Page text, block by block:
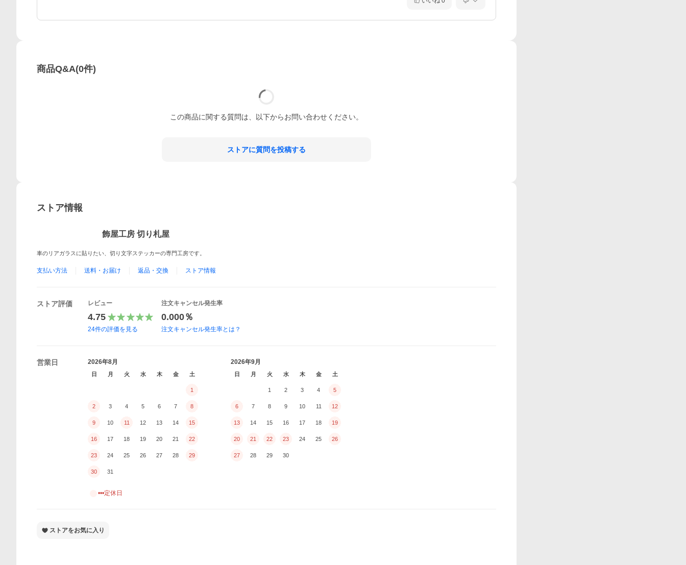
商品Q&A(0件)
この商品に関する質問は、以下からお問い合わせください。
ストアに質問を投稿する
ストア情報
飾屋工房 切り札屋
車のリアガラスに貼りたい、切り文字ステッカーの専門工房です。
支払い方法 送料・お届け 返品・交換 ストア情報
ストア評価 レビュー
4.75
24件の評価を見る
注文キャンセル発生率
0.000％
注文キャンセル発生率とは？
営業日 2026年8月
日 月 火 水 木 金 土
1
2 3 4 5 6 7 8
9 10 11 12 13 14 15
16 17 18 19 20 21 22
23 24 25 26 27 28 29
30 31
2026年9月
日 月 火 水 木 金 土
1 2 3 4 5
6 7 8 9 10 11 12
13 14 15 16 17 18 19
20 21 22 23 24 25 26
27 28 29 30
•••定休日
ストアをお気に入り